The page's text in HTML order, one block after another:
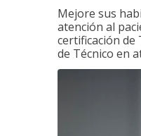
Mejore sus
atención al
certificación de
de Técnico en